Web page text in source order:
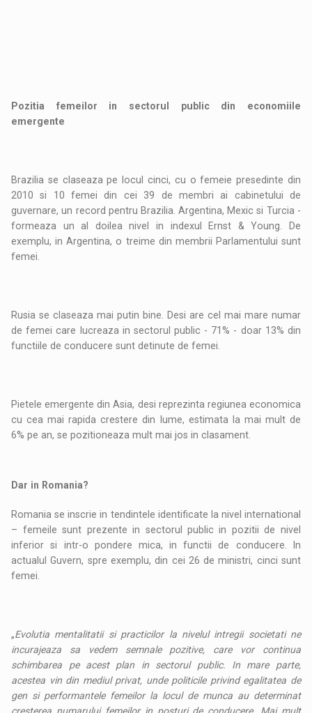
Pozitia femeilor in sectorul public din economiile
emergente
Brazilia se claseaza pe locul cinci, cu o femeie presedinte din
2010 si 10 femei din cei 39 de membri ai cabinetului de
guvernare, un record pentru Brazilia. Argentina, Mexic si Turcia -
formeaza un al doilea nivel in indexul Ernst & Young. De
exemplu, in Argentina, o treime din membrii Parlamentului sunt
femei.
Rusia se claseaza mai putin bine. Desi are cel mai mare numar
de femei care lucreaza in sectorul public - 71% - doar 13% din
functiile de conducere sunt detinute de femei.
Pietele emergente din Asia, desi reprezinta regiunea economica
cu cea mai rapida crestere din lume, estimata la mai mult de
6% pe an, se pozitioneaza mult mai jos in clasament.
Dar in Romania?
Romania se inscrie in tendintele identificate la nivel international
– femeile sunt prezente in sectorul public in pozitii de nivel
inferior si intr-o pondere mica, in functii de conducere. In
actualul Guvern, spre exemplu, din cei 26 de ministri, cinci sunt
femei.
„Evolutia mentalitatii si practicilor la nivelul intregii societati ne
incurajeaza sa vedem semnale pozitive, care vor continua
schimbarea pe acest plan in sectorul public. In mare parte,
acestea vin din mediul privat, unde politicile privind egalitatea de
gen si performantele femeilor la locul de munca au determinat